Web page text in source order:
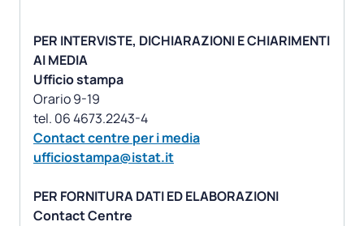
PER INTERVISTE, DICHIARAZIONI E CHIARIMENTI
AI MEDIA
Ufficio stampa
Orario 9-19
Contact centre per i media
ufficiostampa@istat.it
PER FORNITURA DATI ED ELABORAZIONI
Contact Centre